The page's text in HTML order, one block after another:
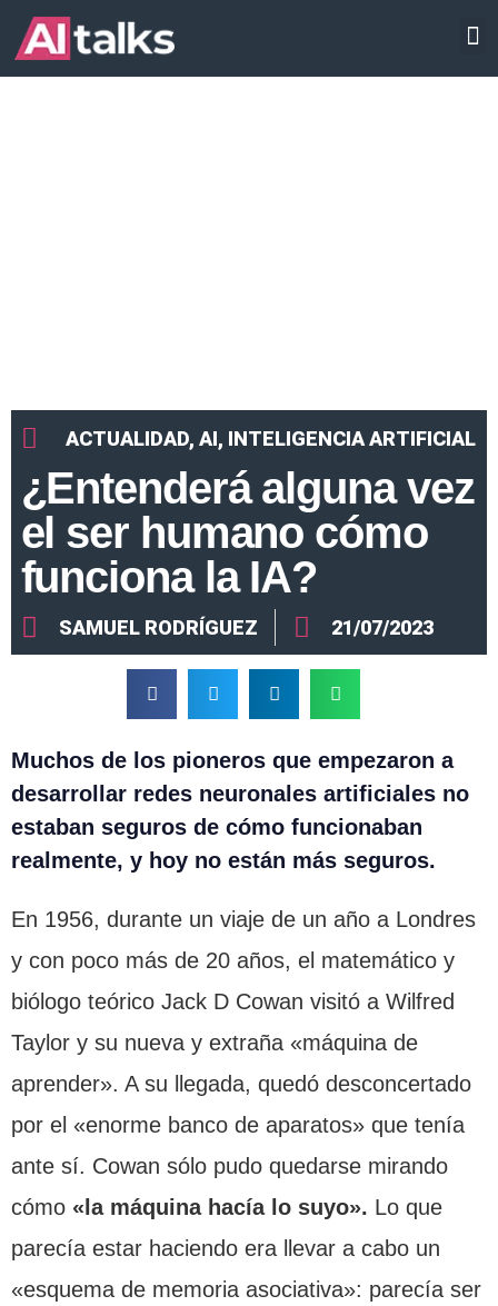
ACTUALIDAD, AI, INTELIGENCIA ARTIFICIAL
¿Entenderá alguna vez
el ser humano cómo
funciona la IA?
SAMUEL RODRÍGUEZ 21/07/2023
Muchos de los pioneros que empezaron a
desarrollar redes neuronales artificiales no
estaban seguros de cómo funcionaban
realmente, y hoy no están más seguros.
En 1956, durante un viaje de un año a Londres
y con poco más de 20 años, el matemático y
biólogo teórico Jack D Cowan visitó a Wilfred
Taylor y su nueva y extraña «máquina de
aprender». A su llegada, quedó desconcertado
por el «enorme banco de aparatos» que tenía
ante sí. Cowan sólo pudo quedarse mirando
cómo «la máquina hacía lo suyo». Lo que
parecía estar haciendo era llevar a cabo un
«esquema de memoria asociativa»: parecía ser